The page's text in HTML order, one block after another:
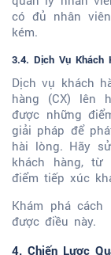
có đủ nhân
kém.
3.4. Dịch Vụ Khách
Dịch vụ khách
hàng (CX) lên
được những
giải pháp để
hài lòng. Hãy
khách hàng,
điểm tiếp xúc
Khám phá
được điều này.
4. Chiến Lược